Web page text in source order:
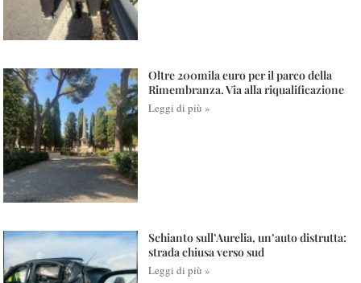
Oltre 200mila euro per il parco della
Rimembranza. Via alla riqualificazione
Leggi di più »
Schianto sull’Aurelia, un’auto distrutta:
strada chiusa verso sud
Leggi di più »